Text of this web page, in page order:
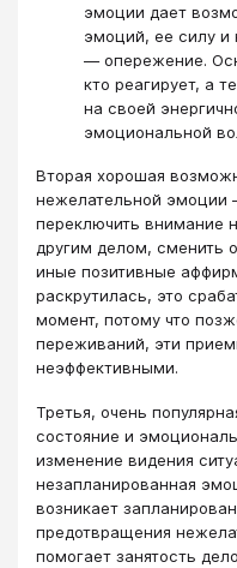
эмоции дает
эмоций, ее силу и
— опережение.
кто реагирует, а
на своей
эмоциональной
Вторая хорошая
нежелательной эмоции
переключить внимание
другим делом, сменить
иные позитивные
раскрутилась, это
момент, потому что
переживаний, эти
неэффективными.
Третья, очень
состояние и
изменение видения
незапланированная
возникает
предотвращения
помогает занятость